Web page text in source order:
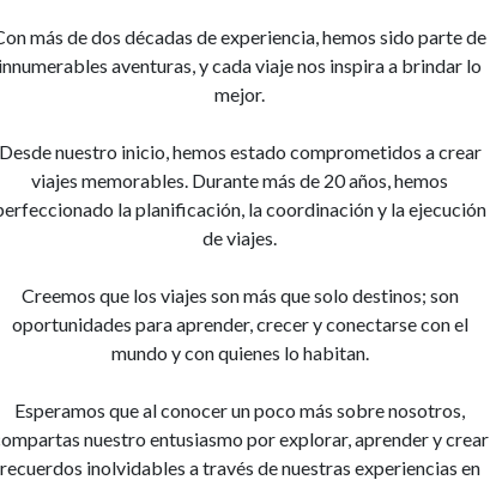
más de dos décadas de experiencia, hemos sido parte de
innumerables aventuras, y cada viaje nos inspira a brindar lo
mejor.
Desde nuestro inicio, hemos estado comprometidos a crear
viajes memorables. Durante más de 20 años, hemos
la planificación, la coordinación y la ejecución
de viajes.
Creemos que los viajes son más que solo destinos; son
oportunidades para aprender, crecer y conectarse con el
mundo y con quienes lo habitan.
Esperamos que al conocer un poco más sobre nosotros,
nuestro entusiasmo por explorar, aprender y crear
recuerdos inolvidables a través de nuestras experiencias en